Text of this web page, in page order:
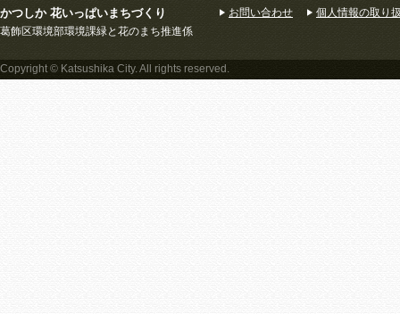
かつしか 花いっぱいまちづくり
葛飾区環境部環境課緑と花のまち推進係
お問い合わせ 個人情報の取り
Copyright © Katsushika City. All rights reserved.